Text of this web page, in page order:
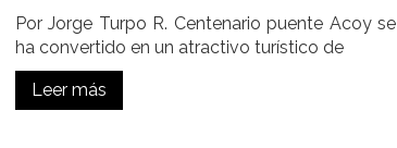
Por Jorge Turpo R. Centenario puente Acoy se
ha convertido en un atractivo turístico de
Leer más